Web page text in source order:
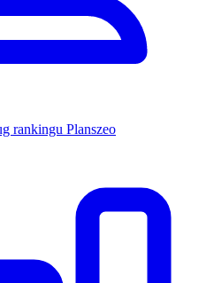
rankingu Planszeo